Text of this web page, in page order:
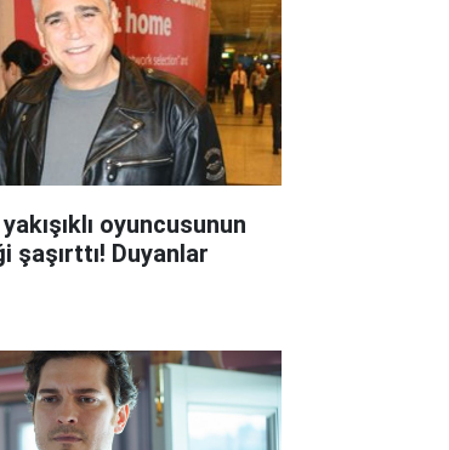
oyuncusunun
şaşırttı! Duyanlar